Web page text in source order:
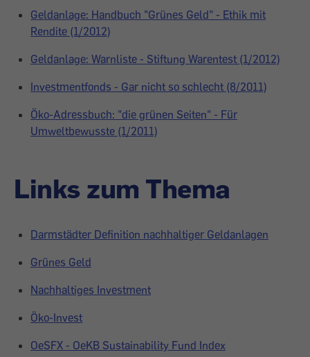
Geldanlage: Handbuch "Grünes Geld" - Ethik mit
Rendite (1/2012)
Geldanlage: Warnliste - Stiftung Warentest (1/2012)
Investmentfonds - Gar nicht so schlecht (8/2011)
Öko-Adressbuch: "die grünen Seiten" - Für
Umweltbewusste (1/2011)
Links zum Thema
Darmstädter Definition nachhaltiger Geldanlagen
Grünes Geld
Nachhaltiges Investment
Öko-Invest
OeSFX - OeKB Sustainability Fund Index